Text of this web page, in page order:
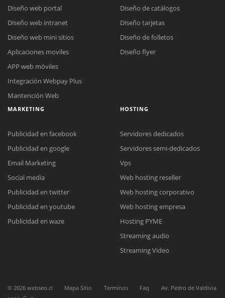
Reunión online
Nuestros ejecutivos le enviarán un correo electrónico con el enlace a
Cotización
Complete el formulario y nos contactaremos a la brevedad.
Chat Online
Todos nuestros ejecutivos están fuera de línea. Complete el formulario
para enviarnos un correo electrónico con sus datos personales.
Diseño web portal
Diseño web intranet
Diseño web mini sitios
Aplicaciones moviles
APP web móviles
Integración Webpay Plus
Mantención Web
Diseño de catálogos
Diseño tarjetas
Diseño de folletos
Diseño flyer
MARKETING
Publicidad en facebook
Publicidad en google
Email Marketing
Social media
Publicidad en twitter
Publicidad en youtube
Publicidad en waze
HOSTING
Servidores dedicados
Servidores semi-dedicados
Vps
Web hosting reseller
Web hosting corporativo
Web hosting empresa
Hosting PYME
Streaming audio
Streaming Video
© 2026 webseo.cl Mapa Sitio Terminos Faq
Av. Pedro de Valdivia